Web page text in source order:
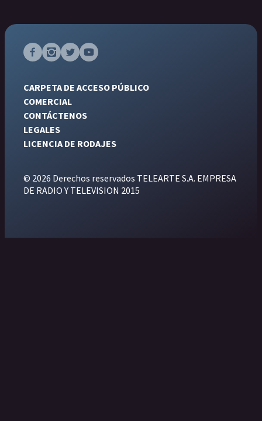
CARPETA DE ACCESO PÚBLICO
COMERCIAL
CONTÁCTENOS
LEGALES
LICENCIA DE RODAJES
© 2026 Derechos reservados TELEARTE S.A. EMPRESA
DE RADIO Y TELEVISION 2015